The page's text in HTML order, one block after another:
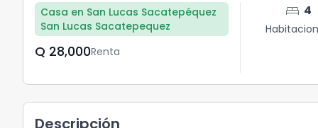
Casa en San Lucas Sacatepéquez
San Lucas Sacatepequez
Q	28,000Renta
bed 4
Descripción